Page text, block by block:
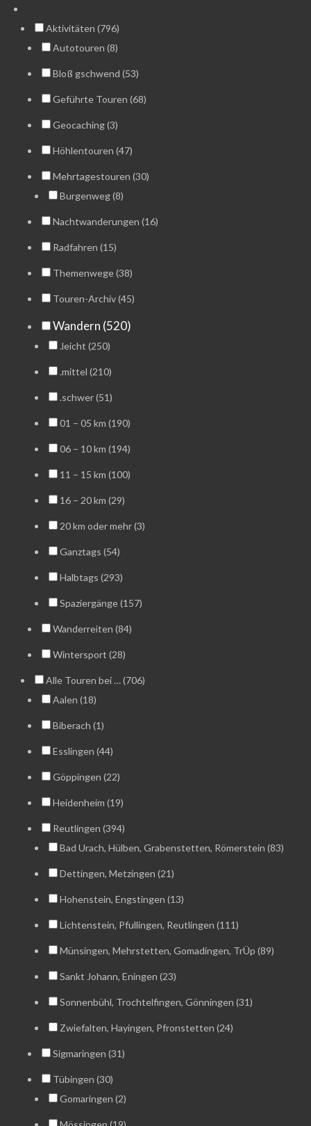
Aktivitäten (796)
Autotouren (8)
Bloß gschwend (53)
Geführte Touren (68)
Geocaching (3)
Höhlentouren (47)
Mehrtagestouren (30)
Burgenweg (8)
Nachtwanderungen (16)
Radfahren (15)
Themenwege (38)
Touren-Archiv (45)
Wandern (520)
.leicht (250)
.mittel (210)
.schwer (51)
01 – 05 km (190)
06 – 10 km (194)
11 – 15 km (100)
16 – 20 km (29)
20 km oder mehr (3)
Ganztags (54)
Halbtags (293)
Spaziergänge (157)
Wanderreiten (84)
Wintersport (28)
Alle Touren bei … (706)
Aalen (18)
Biberach (1)
Esslingen (44)
Göppingen (22)
Heidenheim (19)
Reutlingen (394)
Bad Urach, Hülben, Grabenstetten, Römerstein (83)
Dettingen, Metzingen (21)
Hohenstein, Engstingen (13)
Lichtenstein, Pfullingen, Reutlingen (111)
Münsingen, Mehrstetten, Gomadingen, TrÜp (89)
Sankt Johann, Eningen (23)
Sonnenbühl, Trochtelfingen, Gönningen (31)
Zwiefalten, Hayingen, Pfronstetten (24)
Sigmaringen (31)
Tübingen (30)
Gomaringen (2)